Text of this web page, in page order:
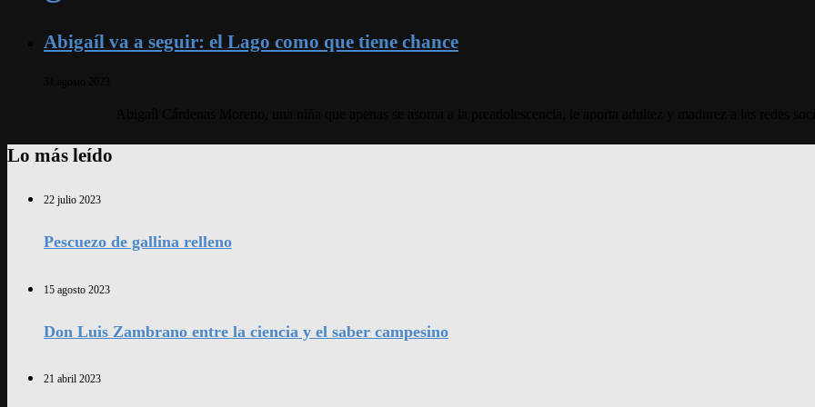
Abigaíl va a seguir: el Lago como que tiene chance
Lo más leído
22 julio 2023
Pescuezo de gallina relleno
15 agosto 2023
Don Luis Zambrano entre la ciencia y el saber campesino
21 abril 2023